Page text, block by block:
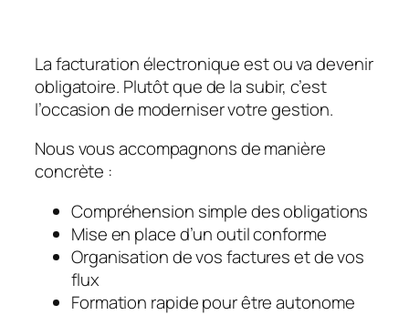
La facturation électronique est ou va devenir
obligatoire. Plutôt que de la subir, c’est
l’occasion de moderniser votre gestion.
Nous vous accompagnons de manière
concrète :
Compréhension simple des obligations
Mise en place d’un outil conforme
Organisation de vos factures et de vos
flux
Formation rapide pour être autonome